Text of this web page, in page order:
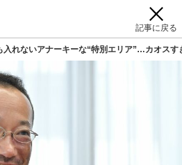
記事に戻る
入れないアナーキーな“特別エリア”…カオス